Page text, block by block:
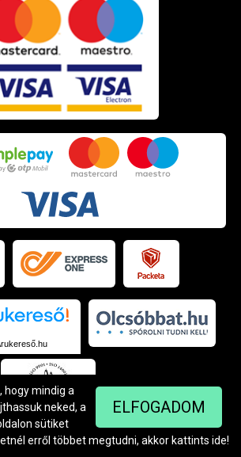
ELFOGADOM
hogy mindig a
neked, a
sütiket
erről többet megtudni, akkor kattints ide!